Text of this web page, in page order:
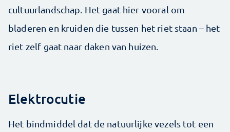
cultuurlandschap. Het gaat hier vooral om
bladeren en kruiden die tussen het riet staan – het
riet zelf gaat naar daken van huizen.
Elektrocutie
Het bindmiddel dat de natuurlijke vezels tot een